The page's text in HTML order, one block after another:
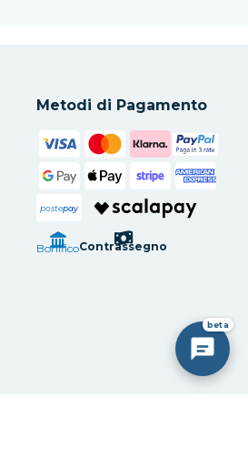
Metodi di Pagamento
postepay
BonificoContrassegno
beta